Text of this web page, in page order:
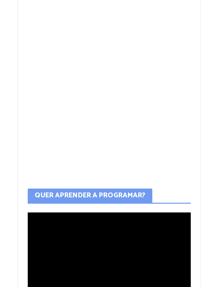
QUER APRENDER A PROGRAMAR?